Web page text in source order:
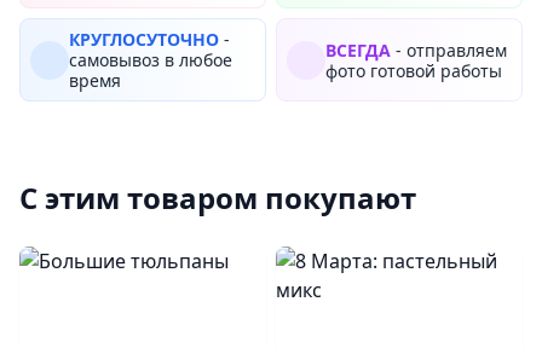
КРУГЛОСУТОЧНО -
самовывоз в любое
время
ВСЕГДА - отправляем
фото готовой работы
С этим товаром покупают